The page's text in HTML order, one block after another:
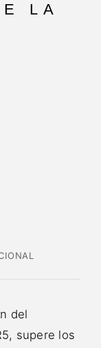
LA
del
supere los